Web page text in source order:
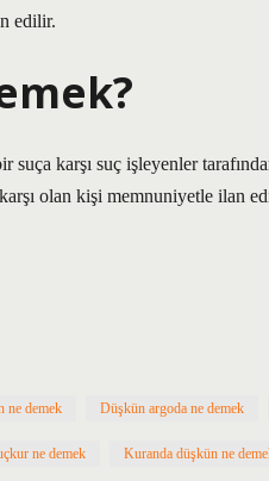
edilir.
suça karşı suç işleyenler
olan kişi memnuniyetle ilan
ne demek Düşkün argoda ne demek
ne demek Kuranda düşkün ne